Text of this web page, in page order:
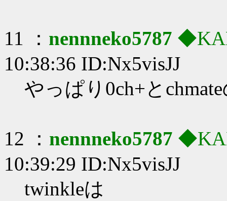
11 ： nennneko5787
10:38:36 ID:Nx5visJJ
やっぱり0ch+と
12 ： nennneko5787
10:39:29 ID:Nx5visJJ
twinkleは